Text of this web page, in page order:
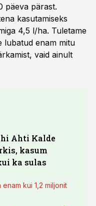
päeva pärast.
kasutamiseks
4,5 l/ha. Tuletame
lubatud enam mitu
vaid ainult
Ahti Kalde
kasum
ka sulas
kui 1,2 miljonit